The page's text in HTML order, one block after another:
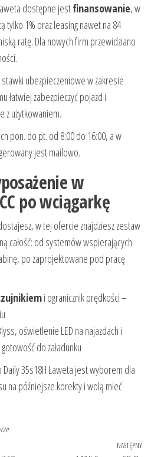
dostępne jestfinansowanie, w
tylko 1% oraz leasing nawet na 84
ratę. Dla nowych firm przewidziano
ubezpieczeniowe w zakresie
łatwiej zabezpieczyć pojazd i
z użytkowaniem.
pon. do pt. od 8:00 do 16:00, a w
jest mailowo.
w
po wciągarkę
w tej ofercie znajdziesz zestaw
całość: od systemów wspierających
po zaprojektowane pod pracę
i ogranicznik prędkości –
oświetlenie LED na najazdach i
do załadunku
35s18H Laweta jest wyborem dla
na późniejsze korekty i wolą mieć
NASTĘPNY